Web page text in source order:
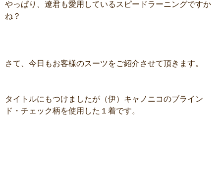
やっぱり、遼君も愛用しているスピードラーニングですか
ね？
さて、今日もお客様のスーツをご紹介させて頂きます。
タイトルにもつけましたが（伊）キャノニコのブライン
ド・チェック柄を使用した１着です。